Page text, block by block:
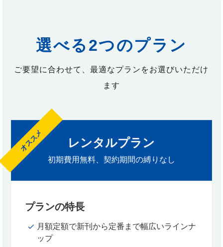
選べる2つのプラン
ご要望に合わせて、最適なプランをお選びいただけ
ます
レンタルプラン
初期費用無料、契約期間の縛りなし
プランの特長
月額定額で新刊から定番まで幅広いラインナ
ップ